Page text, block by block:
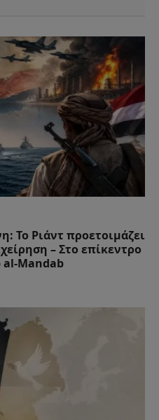
Το Ριάντ προετοιμάζει
– Στο επίκεντρο
al-Mandab